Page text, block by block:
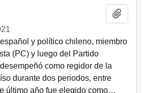
y político chileno, miembro
(PC) y luego del Partido
como regidor de la
durante dos periodos, entre
último año fue elegido como…